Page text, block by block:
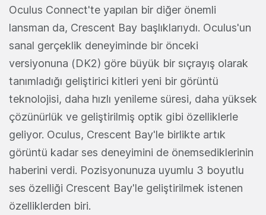
Oculus Connect'te yapılan bir diğer önemli
lansman da, Crescent Bay başlıklarıydı. Oculus'un
sanal gerçeklik deneyiminde bir önceki
versiyonuna (DK2) göre büyük bir sıçrayış olarak
tanımladığı geliştirici kitleri yeni bir görüntü
teknolojisi, daha hızlı yenileme süresi, daha yüksek
çözünürlük ve geliştirilmiş optik gibi özelliklerle
geliyor. Oculus, Crescent Bay'le birlikte artık
görüntü kadar ses deneyimini de önemsediklerinin
haberini verdi. Pozisyonunuza uyumlu 3 boyutlu
ses özelliği Crescent Bay'le geliştirilmek istenen
özelliklerden biri.